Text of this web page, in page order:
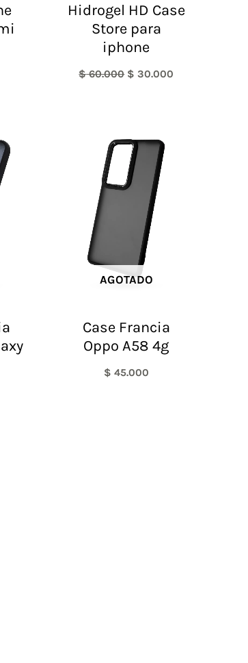
Hidrogel HD Case
Store para
iphone
$60.000 $ 30.000
AGOTADO
Case Francia
Oppo A58 4g
$ 45.000